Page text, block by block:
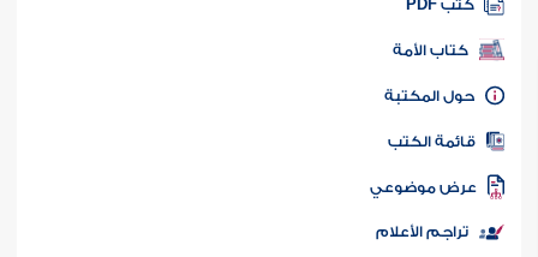
كتب PDF
كتاب الأمة
المكتبة
الكتب
موضوعي